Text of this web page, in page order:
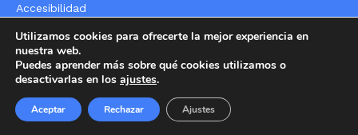
Accesibilidad
Utilizamos cookies para ofrecerte la mejor experiencia en
nuestra web.
Puedes aprender más sobre qué cookies utilizamos o
desactivarlas en los ajustes.
Aceptar Rechazar Ajustes